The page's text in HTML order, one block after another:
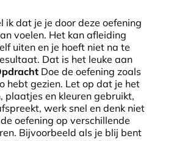
ik dat je je door deze oefening
voelen. Het kan afleiding
uiten en je hoeft niet na te
Dat is het leuke aan
Doe de oefening zoals
hebt gezien. Let op dat je het
plaatjes en kleuren gebruikt,
werk snel en denk niet
oefening op verschillende
Bijvoorbeeld als je blij bent